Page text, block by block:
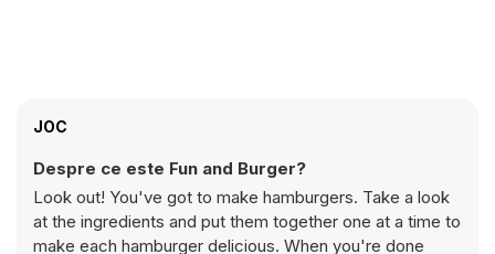
JOC
Despre ce este Fun and Burger?
Look out! You've got to make hamburgers. Take a look
at the ingredients and put them together one at a time to
make each hamburger delicious. When you're done